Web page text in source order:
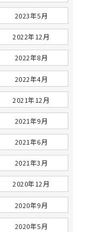
2023年5月
2022年12月
2022年8月
2022年4月
2021年12月
2021年9月
2021年6月
2021年3月
2020年12月
2020年9月
2020年5月